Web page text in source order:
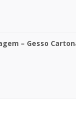
– Gesso